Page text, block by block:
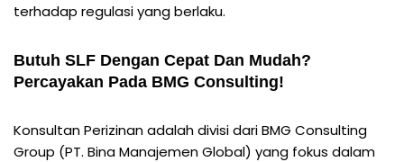
terhadap regulasi yang berlaku.
Butuh SLF Dengan Cepat Dan Mudah?
Percayakan Pada BMG Consulting!
Konsultan Perizinan adalah divisi dari BMG Consulting
Group (PT. Bina Manajemen Global) yang fokus dalam